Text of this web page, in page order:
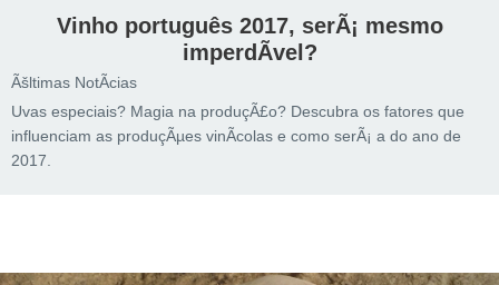
Vinho português 2017, serÃ¡ mesmo
imperdÃ­vel?
Ãšltimas NotÃ­cias
Uvas especiais? Magia na produçÃ£o? Descubra os fatores que
influenciam as produçÃµes vinÃ­colas e como serÃ¡ a do ano de
2017.